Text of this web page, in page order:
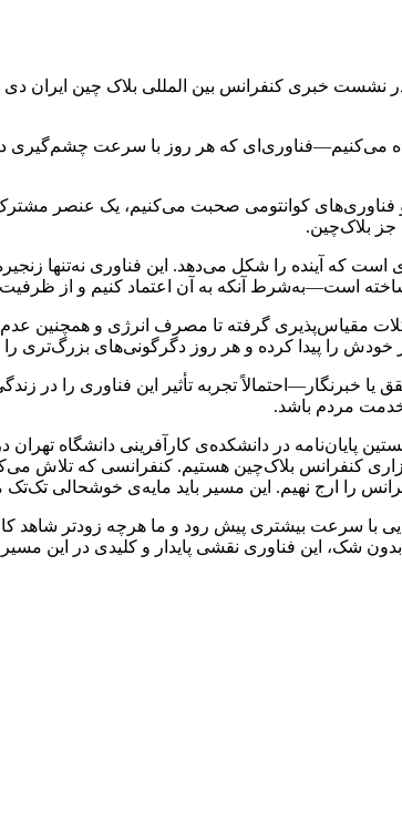
خبری کنفرانس بین المللی بلاک چین ایران دی
می‌کنیم—فناوری‌ای که هر روز با سرعت چشم‌گیری
کوانتومی صحبت می‌کنیم، یک عنصر مشترک
جز بلاک‌چین.
که آینده را شکل می‌دهد. این فناوری نه‌تنها
است—به‌شرط آنکه به آن اعتماد کنیم و از
مقیاس‌پذیری گرفته تا مصرف انرژی و همچنین
را پیدا کرده و هر روز دگرگونی‌های بزرگ‌تری
تجربه‌ تأثیر این فناوری را در
خدمت مردم باشد.
ادامه افزود: من خوشحالم که پس از سال‌ها، از زمانی که در سال ۲۰۱۶ نخستین
کنفرانس بلاک‌چین هستیم. کنفرانسی که تلاش
را ارج نهیم. این مسیر باید مایه‌ی خوشحالی
با سرعت بیشتری پیش رود و ما هرچه زودتر شاهد